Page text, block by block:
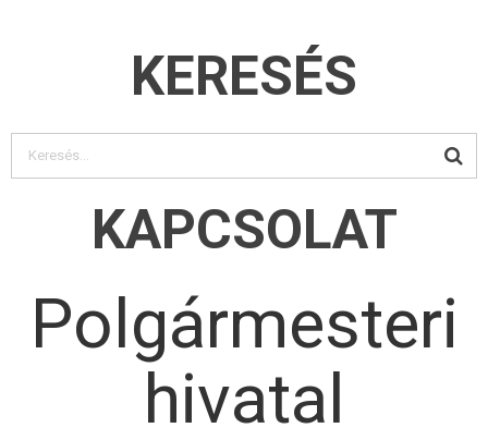
KERESÉS
KAPCSOLAT
Polgármesteri
hivatal